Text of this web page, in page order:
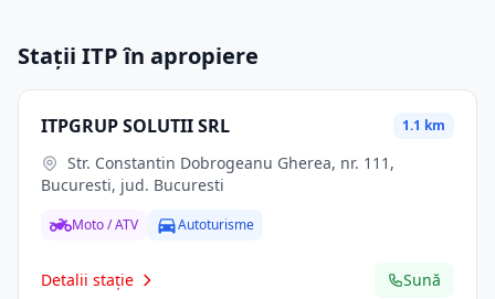
Stații ITP în apropiere
ITPGRUP SOLUTII SRL 1.1 km
Bucuresti, jud. Bucuresti
Moto / ATV Autoturisme
Detalii stație Sună